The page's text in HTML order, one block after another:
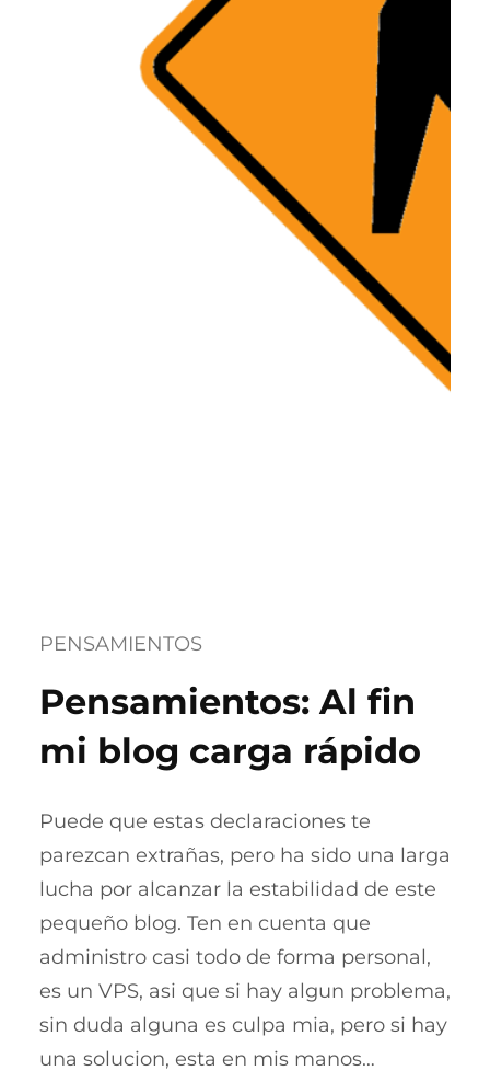
PENSAMIENTOS
Pensamientos: Al fin
mi blog carga rápido
Puede que estas declaraciones te
parezcan extrañas, pero ha sido una larga
lucha por alcanzar la estabilidad de este
pequeño blog. Ten en cuenta que
administro casi todo de forma personal,
es un VPS, asi que si hay algun problema,
sin duda alguna es culpa mia, pero si hay
una solucion, esta en mis manos…